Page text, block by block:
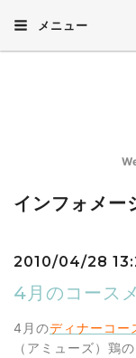
メニュー
インフォメー
2010/04/28
4月のコース
4月のディナーコー
（アミューズ）鶏